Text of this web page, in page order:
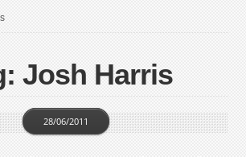
Josh Harris
28/06/2011